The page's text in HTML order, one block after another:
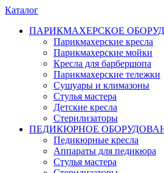
Каталог
ПАРИКМАХЕРСКОЕ
Парикмахерские кресла
Парикмахерские мойки
Кресла для барбершопа
Парикмахерские тележки
Сушуары и климазоны
Стулья мастера
Детские кресла
Стерилизаторы
ПЕДИКЮРНОЕ
Педикюрные кресла
Аппараты для педикюра
Стулья мастера